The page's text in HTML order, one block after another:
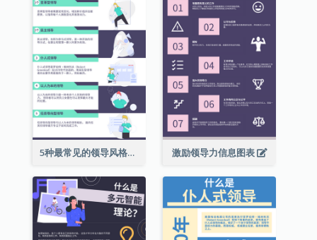
5种最常见的领导风格信息图表 激励领导力信息图表